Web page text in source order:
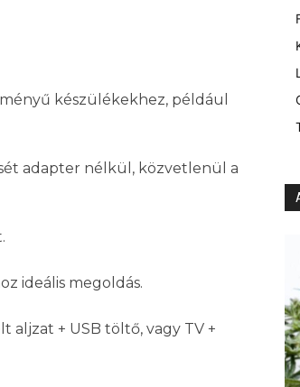
készülékekhez, például
adapter nélkül, közvetlenül a
ideális megoldás.
+ USB töltő, vagy TV +